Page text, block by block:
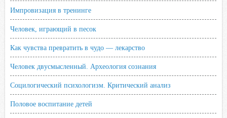
Импровизация в тренинге
Человек, играющий в песок
Как чувства превратить в чудо — лекарство
Человек двусмысленный. Археология сознания
Социлогический психологизм. Критический анализ
Половое воспитание детей